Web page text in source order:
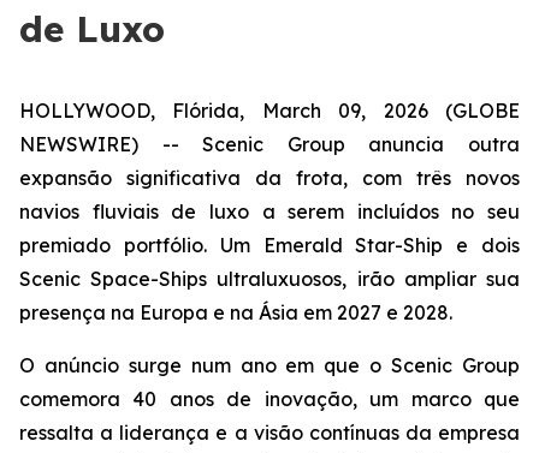
de Luxo
HOLLYWOOD, Flórida, March 09, 2026 (GLOBE
NEWSWIRE) --Scenic Group anuncia outra
expansão significativa da frota, com três novos
navios fluviais de luxo a serem incluídos no seu
premiado portfólio. Um Emerald Star-Ship e dois
Scenic Space-Ships ultraluxuosos, irão ampliar sua
presença na Europa e na Ásia em 2027 e 2028.
O anúncio surge num ano em que o Scenic Group
comemora 40 anos de inovação, um marco que
ressalta a liderança e a visão contínuas da empresa